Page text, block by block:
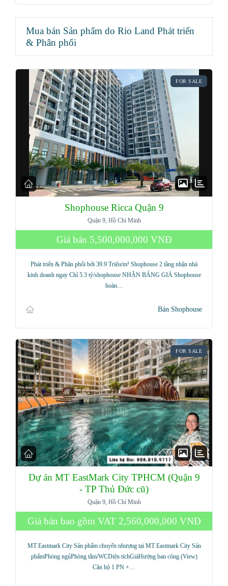
Mua bán Sản phẩm do Rio Land Phát triển
& Phân phối
FOR SALE
Shophouse Ricca Quận 9
Quận 9, Hồ Chí Minh
Giá bán 5,500,000,000 VNĐ
Phát triển & Phân phối bởi 39.9 Triệu/m² Shophouse 2 tầng nhận nhà
kinh doanh ngay Chỉ 5.3 tỷ/shophouse NHẬN BẢNG GIÁ Shophouse
hoàn…
Bán Shophouse
FOR SALE
Dự án MT EastMark City TPHCM (Quận 9
- TP Thủ Đức cũ)
Quận 9, Hồ Chí Minh
Giá bán bao gồm VAT 2,560,000,000 VNĐ
MT Eastmark City Sản phẩm chuyển nhượng tại MT Eastmark City Sản
phẩmPhòng ngủPhòng tắm/WCDiện tíchGiáHướng ban công (View)
Căn hộ 1 PN +…